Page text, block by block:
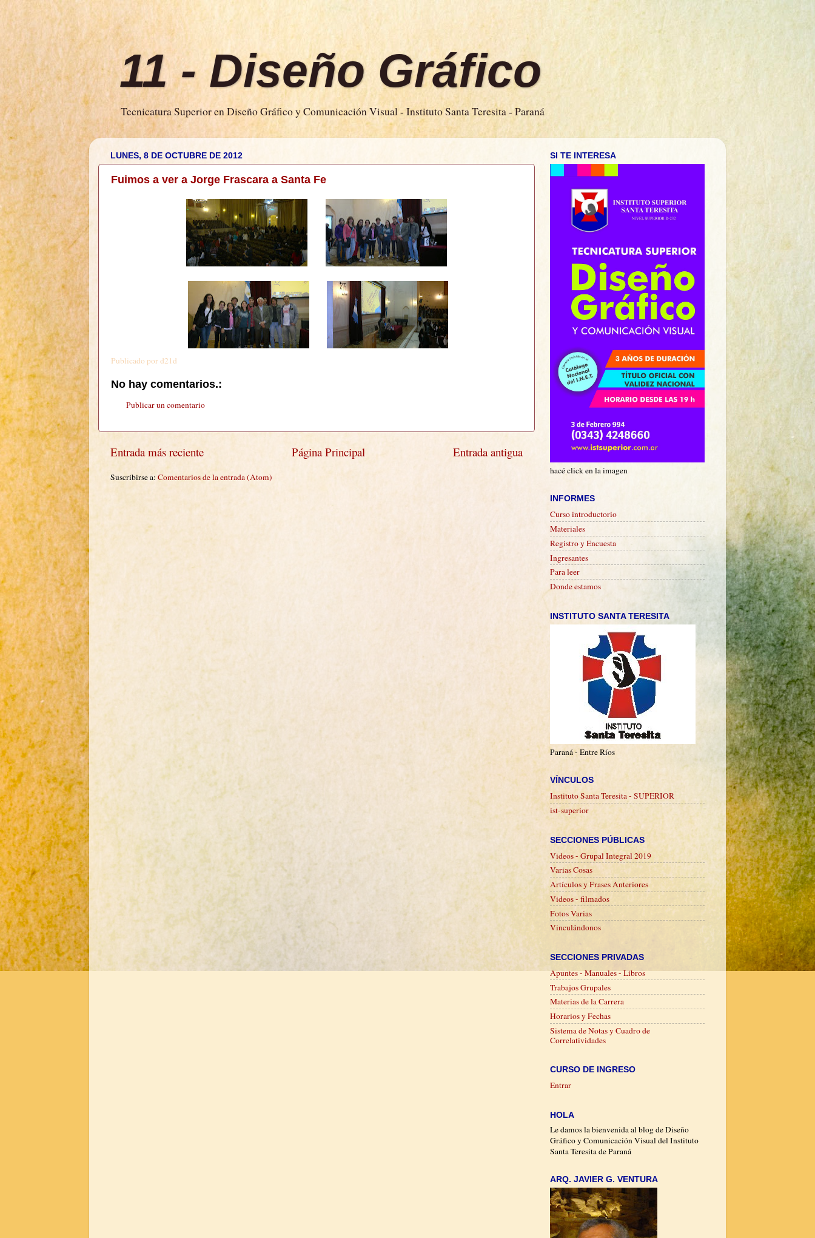
11 - Diseño Gráfico
Tecnicatura Superior en Diseño Gráfico y Comunicación Visual - Instituto Santa Teresita - Paraná
LUNES, 8 DE OCTUBRE DE 2012
Fuimos a ver a Jorge Frascara a Santa Fe
Publicado pord21d
No hay comentarios.:
Publicar un comentario
Entrada más reciente Entrada antigua
Página Principal
Suscribirse a: Comentarios de la entrada (Atom)
SI TE INTERESA
hacé click en la imagen
INFORMES
Curso introductorio
Materiales
Registro y Encuesta
Ingresantes
Para leer
Donde estamos
INSTITUTO SANTA TERESITA
Paraná - Entre Ríos
VÍNCULOS
Instituto Santa Teresita - SUPERIOR
ist-superior
SECCIONES PÚBLICAS
Videos - Grupal Integral 2019
Varias Cosas
Artículos y Frases Anteriores
Videos - filmados
Fotos Varias
Vinculándonos
SECCIONES PRIVADAS
Apuntes - Manuales - Libros
Trabajos Grupales
Materias de la Carrera
Horarios y Fechas
Sistema de Notas y Cuadro de
Correlatividades
CURSO DE INGRESO
Entrar
HOLA
Le damos la bienvenida al blog de Diseño
Gráfico y Comunicación Visual del Instituto
Santa Teresita de Paraná
ARQ. JAVIER G. VENTURA